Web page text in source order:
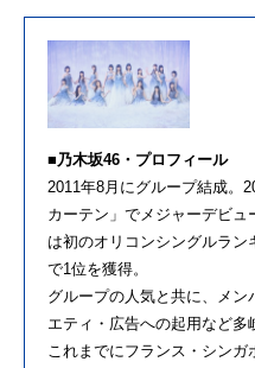
■乃木坂46・プロフィール
2011年8月にグループ結成。
カーテン」でメジャーデビ
は初のオリコンシングルラ
で1位を獲得。
グループの人気と共に、メン
エティ・広告への起用など多
これまでにフランス・シンガ